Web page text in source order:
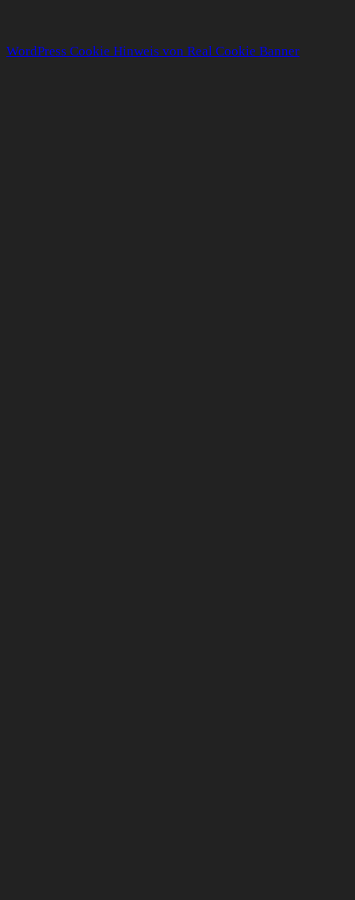
WordPress Cookie Hinweis von Real Cookie Banner